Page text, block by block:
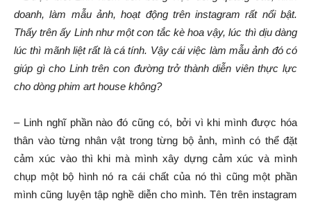
doanh, làm mẫu ảnh, hoạt động trêninstagram rất nổi bật.
Thấytrên ấy Linh như một con tắc kè hoa vậy, lúc thì dịu dàng
lúc thì mãnh liệt rất là cá tính. Vậy cái việc làm mẫu ảnh đó có
giúp gì cho Linh trên con đường trở thành diễn viên thực lực
cho dòng phim art house không?
– Linh nghĩ phần nào đó cũng có, bởi vì khi mình được hóa
thân vào từng nhân vật trong từng bộ ảnh, mình có thể đặt
cảm xúc vào thì khi mà mình xây dựng cảm xúc và mình
chụp một bộ hình nó ra cái chất của nó thì cũng một phần
mình cũng luyện tập nghề diễn cho mình. Tên trên instagram